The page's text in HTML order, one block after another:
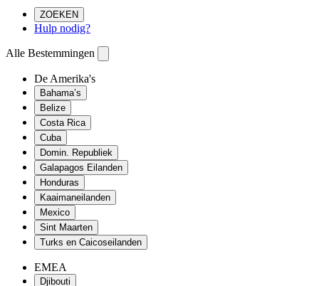
ZOEKEN
Hulp nodig?
Alle Bestemmingen
De Amerika's
Bahama’s
Belize
Costa Rica
Cuba
Domin. Republiek
Galapagos Eilanden
Honduras
Kaaimaneilanden
Mexico
Sint Maarten
Turks en Caicoseilanden
EMEA
Djibouti